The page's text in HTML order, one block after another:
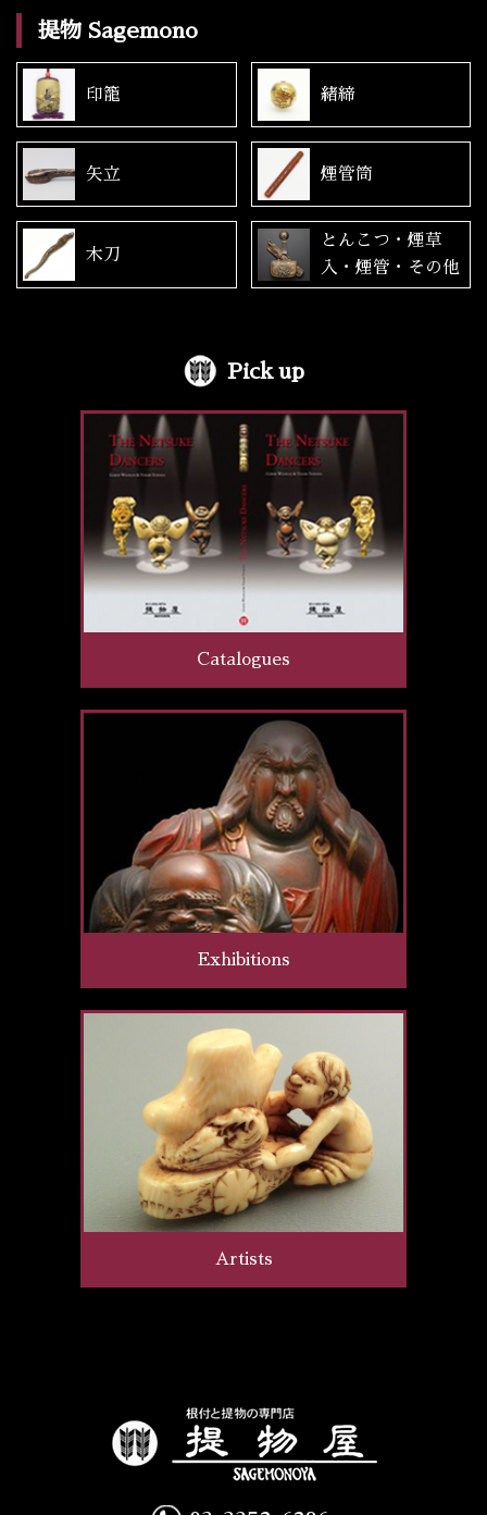
提物 Sagemono
印籠 緒締
矢立 煙管筒
木刀
とんこつ・煙草
入・煙管・その他
Pick up
Catalogues
Exhibitions
Artists